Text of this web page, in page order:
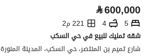
⃁600,000
5
4
221 م2
شقه تمليك للبيع في حي السكب
شارع تميم بن المنتصر، حي السكب، المدينة المنورة